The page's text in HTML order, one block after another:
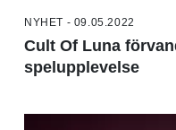
NYHET - 09.05.2022
Cult Of Luna
spelupplevelse